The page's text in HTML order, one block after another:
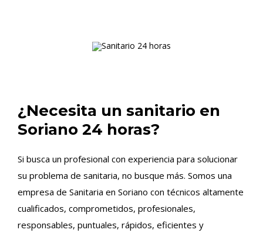
¿Necesita un sanitario en
Soriano 24 horas?
Si busca un profesional con experiencia para solucionar
su problema de sanitaria, no busque más. Somos una
empresa de Sanitaria en Soriano con técnicos altamente
cualificados, comprometidos, profesionales,
responsables, puntuales, rápidos, eficientes y